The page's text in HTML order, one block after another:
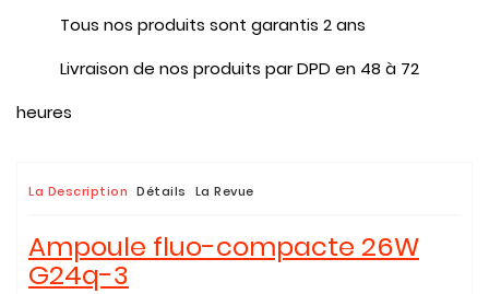
Tous nos produits sont garantis 2 ans
Livraison de nos produits par DPD en 48 à 72
heures
La Description Détails La Revue
Ampoule fluo-compacte 26W
G24q-3